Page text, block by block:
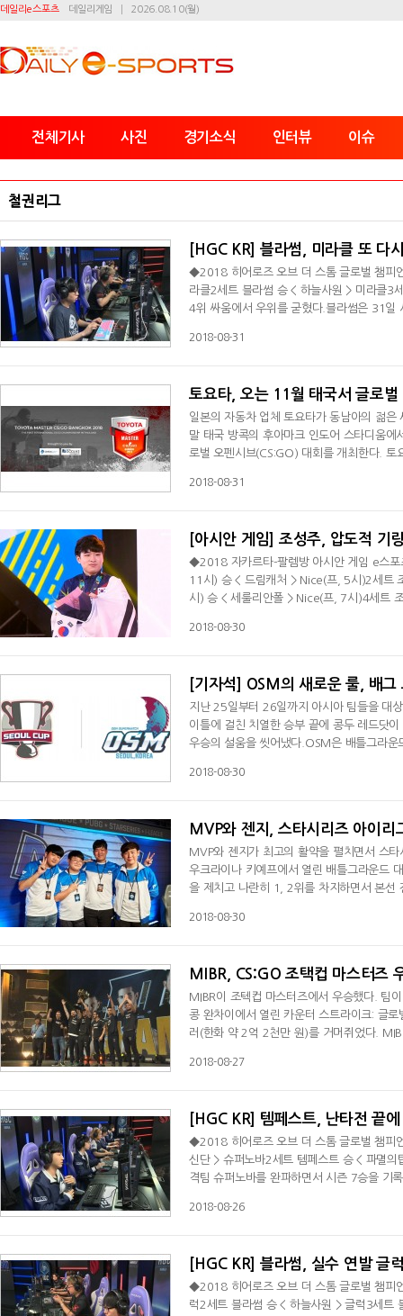
데일리e스포츠 데일리게임 2026.08.10(월)
전체기사 사진 경기소식 인터뷰 이슈
철권리그
[HGC KR] 블라썸, 미라클 또 다
◆2018 히어로즈 오브 더 스톰 글로벌 챔피
라클2세트 블라썸 승 < 하늘사원 > 미라클3
4위 싸움에서 우위를 굳혔다.블라썸은 31일
해 5위에서 4위로 한 계단 올라섰다.1세트
2018-08-31
토요타, 오는 11월 태국서 글로벌
일본의 자동차 업체 토요타가 동남아의 젊
말 태국 방콕의 후아마크 인도어 스타디움
로벌 오펜시브(CS:GO) 대회를 개최한다. 토요타 마스터 CS:GO 방콕 2018로 명명된 이번 대회에는 총 10개 팀이 출전
할 계획이다. 현재까지 디트로이트 레니게
2018-08-31
[아시안 게임] 조성주, 압도적 기
◆2018 자카르타-팔렘방 아시안 게임 e스
11시) 승 < 드림캐처 > Nice(프, 5시)2세트
시) 승 < 세룰리안폴 > Nice(프, 7시)4세트
강국의 자존심을 살린 값진 성과였다. 조성
2018-08-30
[기자석] OSM의 새로운 룰, 배그
지난 25일부터 26일까지 아시아 팀들을 대
이틀에 걸친 치열한 승부 끝에 콩두 레드닷
우승의 설움을 씻어냈다.OSM은 배틀그라
점수를 모조리 없앴다. 오직 라운드 1위 팀
2018-08-30
MVP와 젠지, 스타시리즈 아이
MVP와 젠지가 최고의 활약을 펼치면서 스타시리즈 아이리그
우크라이나 키예프에서 열린 배틀그라운드
을 제치고 나란히 1, 2위를 차지하면서 본선
시작한 MVP는 이후 라운드에서 점점 순위
2018-08-30
MIBR, CS:GO 조택컵 마스터즈
MIBR이 조텍컵 마스터즈에서 우승했다. 팀이 재창단 된지 2개월 만이
콩 완차이에서 열린 카운터 스트라이크: 글
러(한화 약 2억 2천만 원)를 거머쥐었다. MIBR은 단판 토너먼트로 진행된 이번 대회에서 중국의 플래시 게이밍을 세트
폴란드의 킹귄을 상대한 MIBR은 단 한 세트
2018-08-27
[HGC KR] 템페스트, 난타전 끝
◆2018 히어로즈 오브 더 스톰 글로벌 챔피
신단 > 슈퍼노바2세트 템페스트 승 < 파멸의탑 >
격팀 슈퍼노바를 완파하면서 시즌 7승을 기
KR) 페이즈2 6주차 슈퍼노바와의 경기에서
2018-08-26
[HGC KR] 블라썸, 실수 연발 글
◆2018 히어로즈 오브 더 스톰 글로벌 챔피
럭2세트 블라썸 승 < 하늘사원 > 글럭3세트 블라썸 승 < 거미여왕